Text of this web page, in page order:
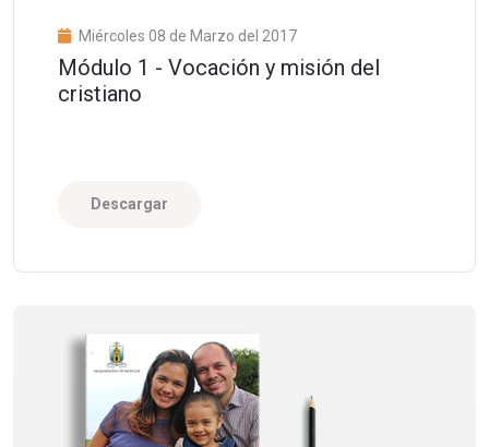
Miércoles 08 de Marzo del 2017
Módulo 1 - Vocación y misión del
cristiano
Descargar